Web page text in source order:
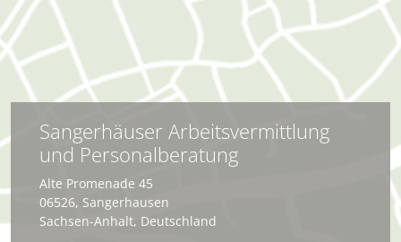
Sangerhäuser Arbeitsvermittlung
und Personalberatung
Alte Promenade 45
06526, Sangerhausen
Sachsen-Anhalt, Deutschland